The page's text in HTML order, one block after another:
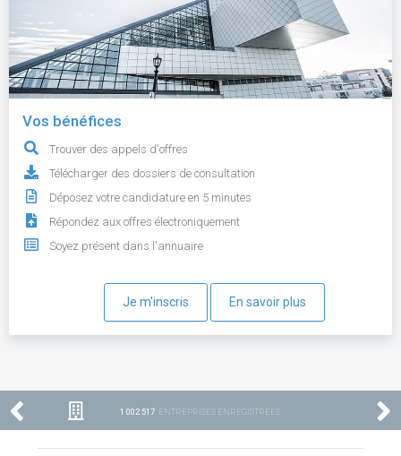
Vos bénéfices
Trouver des appels d'offres
Télécharger des dossiers de consultation
Déposez votre candidature en 5 minutes
Répondez aux offres électroniquement
Soyez présent dans l'annuaire
Je m'inscris En savoir plus
1 002 517 ENTREPRISES ENREGISTRÉES